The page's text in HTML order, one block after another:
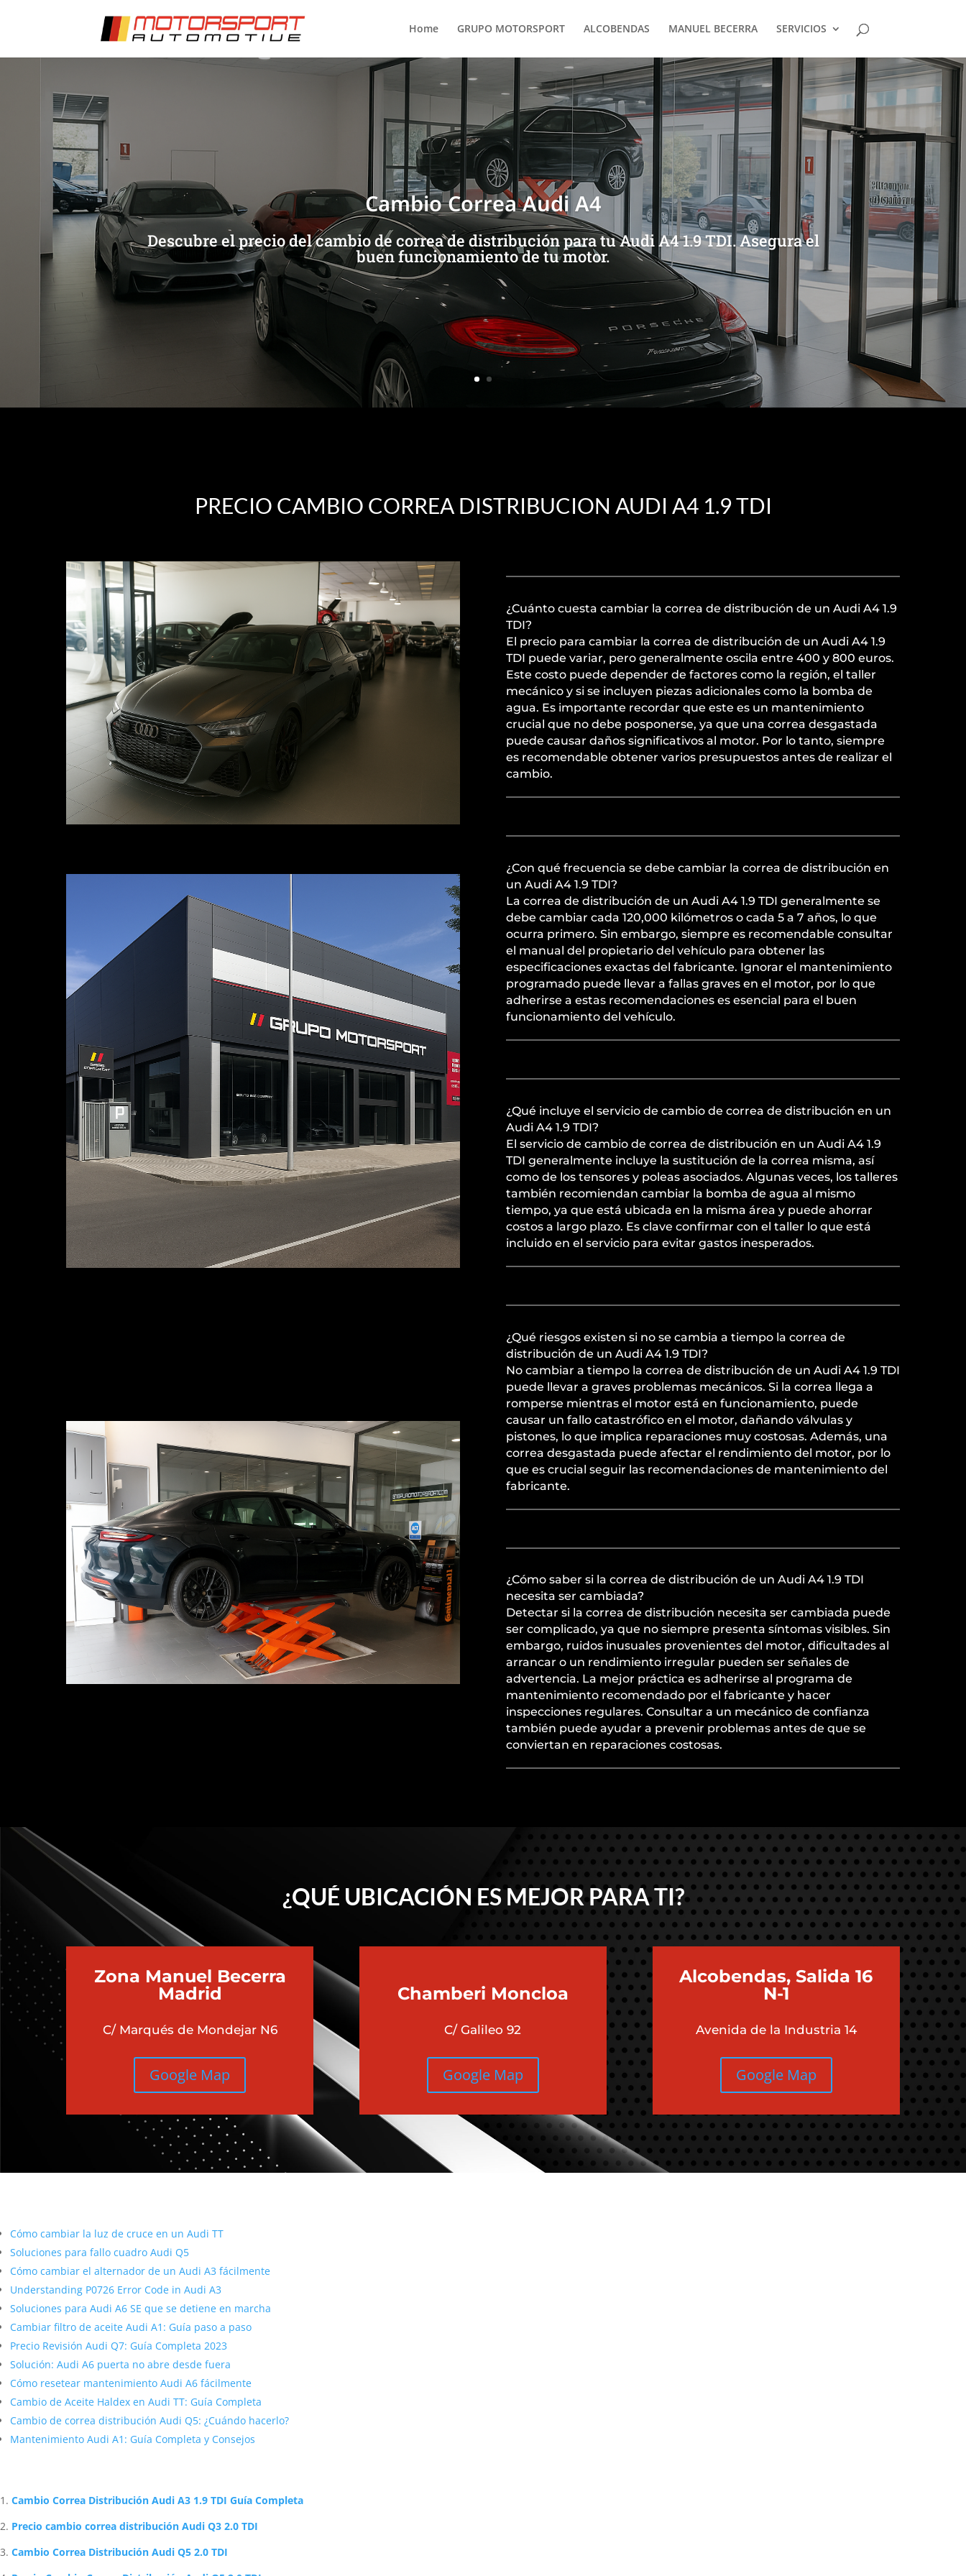
Home GRUPO MOTORSPORT ALCOBENDAS MANUEL BECERRA SERVICIOS
Cambio Correa Audi A4
Descubre el precio del cambio de correa de distribución para tu Audi A4 1.9 TDI. Asegura el
buen funcionamiento de tu motor.
PRECIO CAMBIO CORREA DISTRIBUCION AUDI A4 1.9 TDI
¿Cuánto cuesta cambiar la correa de distribución de un Audi A4 1.9
TDI?
El precio para cambiar la correa de distribución de un Audi A4 1.9
TDI puede variar, pero generalmente oscila entre 400 y 800 euros.
Este costo puede depender de factores como la región, el taller
mecánico y si se incluyen piezas adicionales como la bomba de
agua. Es importante recordar que este es un mantenimiento
crucial que no debe posponerse, ya que una correa desgastada
puede causar daños significativos al motor. Por lo tanto, siempre
es recomendable obtener varios presupuestos antes de realizar el
cambio.
¿Con qué frecuencia se debe cambiar la correa de distribución en
un Audi A4 1.9 TDI?
La correa de distribución de un Audi A4 1.9 TDI generalmente se
debe cambiar cada 120,000 kilómetros o cada 5 a 7 años, lo que
ocurra primero. Sin embargo, siempre es recomendable consultar
el manual del propietario del vehículo para obtener las
especificaciones exactas del fabricante. Ignorar el mantenimiento
programado puede llevar a fallas graves en el motor, por lo que
adherirse a estas recomendaciones es esencial para el buen
funcionamiento del vehículo.
¿Qué incluye el servicio de cambio de correa de distribución en un
Audi A4 1.9 TDI?
El servicio de cambio de correa de distribución en un Audi A4 1.9
TDI generalmente incluye la sustitución de la correa misma, así
como de los tensores y poleas asociados. Algunas veces, los talleres
también recomiendan cambiar la bomba de agua al mismo
tiempo, ya que está ubicada en la misma área y puede ahorrar
costos a largo plazo. Es clave confirmar con el taller lo que está
incluido en el servicio para evitar gastos inesperados.
¿Qué riesgos existen si no se cambia a tiempo la correa de
distribución de un Audi A4 1.9 TDI?
No cambiar a tiempo la correa de distribución de un Audi A4 1.9 TDI
puede llevar a graves problemas mecánicos. Si la correa llega a
romperse mientras el motor está en funcionamiento, puede
causar un fallo catastrófico en el motor, dañando válvulas y
pistones, lo que implica reparaciones muy costosas. Además, una
correa desgastada puede afectar el rendimiento del motor, por lo
que es crucial seguir las recomendaciones de mantenimiento del
fabricante.
¿Cómo saber si la correa de distribución de un Audi A4 1.9 TDI
necesita ser cambiada?
Detectar si la correa de distribución necesita ser cambiada puede
ser complicado, ya que no siempre presenta síntomas visibles. Sin
embargo, ruidos inusuales provenientes del motor, dificultades al
arrancar o un rendimiento irregular pueden ser señales de
advertencia. La mejor práctica es adherirse al programa de
mantenimiento recomendado por el fabricante y hacer
inspecciones regulares. Consultar a un mecánico de confianza
también puede ayudar a prevenir problemas antes de que se
conviertan en reparaciones costosas.
¿QUÉ UBICACIÓN ES MEJOR PARA TI?
Zona Manuel Becerra
C/ Marqués de Mondejar N6
Google Map
Alcobendas, Salida 16
Más contenido sobre Audi
Cómo cambiar la luz de cruce en un Audi TT
Cambiar filtro de aceite Audi A1: Guía paso a paso
Precio Revisión Audi Q7: Guía Completa 2023